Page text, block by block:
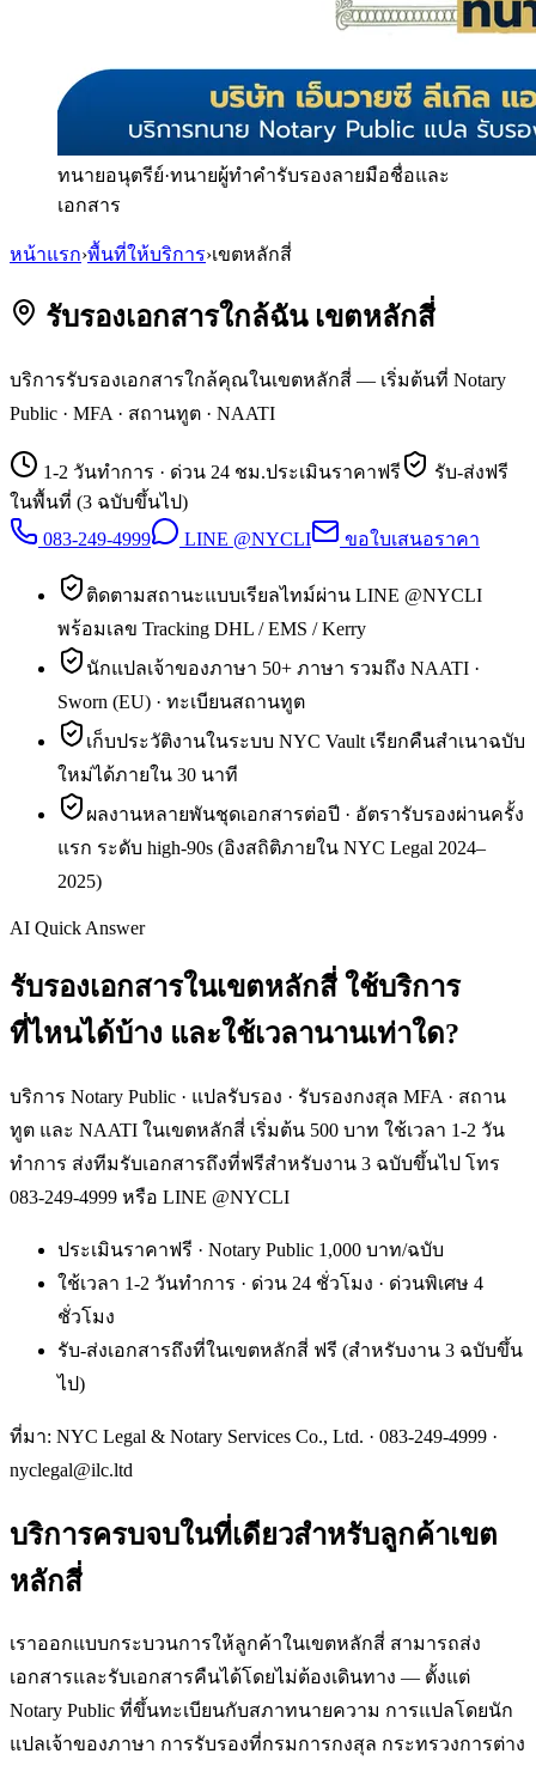
ทนายอนุตรีย์·ทนายผู้ทำคำรับรองลายมือชื่อและ
เอกสาร
หน้าแรก›พื้นที่ให้บริการ›เขตหลักสี่
รับรองเอกสารใกล้ฉัน เขตหลักสี่
บริการรับรองเอกสารใกล้คุณในเขตหลักสี่ — เริ่มต้นที่ Notary
Public · MFA · สถานทูต · NAATI
1-2 วันทำการ · ด่วน 24 ชม.ประเมินราคาฟรี
รับ-ส่งฟรี
ในพื้นที่ (3 ฉบับขึ้นไป)
083-249-4999
LINE @NYCLI ขอใบเสนอราคา
ติดตามสถานะแบบเรียลไทม์ผ่าน LINE @NYCLI
พร้อมเลข Tracking DHL / EMS / Kerry
นักแปลเจ้าของภาษา 50+ ภาษา รวมถึง NAATI ·
Sworn (EU) · ทะเบียนสถานทูต
เก็บประวัติงานในระบบ NYC Vault เรียกคืนสำเนาฉบับ
ใหม่ได้ภายใน 30 นาที
ผลงานหลายพันชุดเอกสารต่อปี · อัตรารับรองผ่านครั้ง
แรก ระดับ high-90s (อิงสถิติภายใน NYC Legal 2024–
2025)
AI Quick Answer
รับรองเอกสารในเขตหลักสี่ ใช้บริการ
ที่ไหนได้บ้าง และใช้เวลานานเท่าใด?
บริการ Notary Public · แปลรับรอง · รับรองกงสุล MFA · สถาน
ทูต และ NAATI ในเขตหลักสี่ เริ่มต้น 500 บาท ใช้เวลา 1-2 วัน
ทำการ ส่งทีมรับเอกสารถึงที่ฟรีสำหรับงาน 3 ฉบับขึ้นไป โทร
083-249-4999 หรือ LINE @NYCLI
ประเมินราคาฟรี · Notary Public 1,000 บาท/ฉบับ
ใช้เวลา 1-2 วันทำการ · ด่วน 24 ชั่วโมง · ด่วนพิเศษ 4
ชั่วโมง
รับ-ส่งเอกสารถึงที่ในเขตหลักสี่ ฟรี (สำหรับงาน 3 ฉบับขึ้น
ไป)
ที่มา: NYC Legal & Notary Services Co., Ltd. · 083-249-4999 ·
nyclegal@ilc.ltd
บริการครบจบในที่เดียวสำหรับลูกค้าเขต
หลักสี่
เราออกแบบกระบวนการให้ลูกค้าในเขตหลักสี่ สามารถส่ง
เอกสารและรับเอกสารคืนได้โดยไม่ต้องเดินทาง — ตั้งแต่
Notary Public ที่ขึ้นทะเบียนกับสภาทนายความ การแปลโดยนัก
แปลเจ้าของภาษา การรับรองที่กรมการกงสุล กระทรวงการต่าง